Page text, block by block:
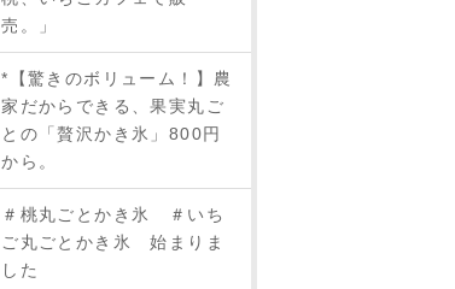
売。」
*【驚きのボリューム！】農
家だからできる、果実丸ご
との「贅沢かき氷」800円
から。
＃桃丸ごとかき氷 ＃いち
ご丸ごとかき氷 始まりま
した